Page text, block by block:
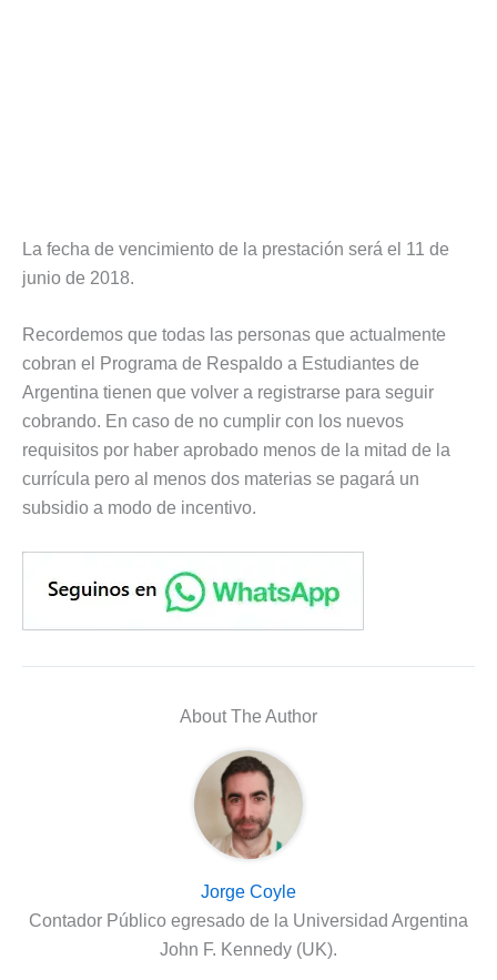
La fecha de vencimiento de la prestación será el 11 de
junio de 2018.
Recordemos que todas las personas que actualmente
cobran el Programa de Respaldo a Estudiantes de
Argentina tienen que volver a registrarse para seguir
cobrando. En caso de no cumplir con los nuevos
requisitos por haber aprobado menos de la mitad de la
currícula pero al menos dos materias se pagará un
subsidio a modo de incentivo.
About The Author
Jorge Coyle
Contador Público egresado de la Universidad Argentina
John F. Kennedy (UK).